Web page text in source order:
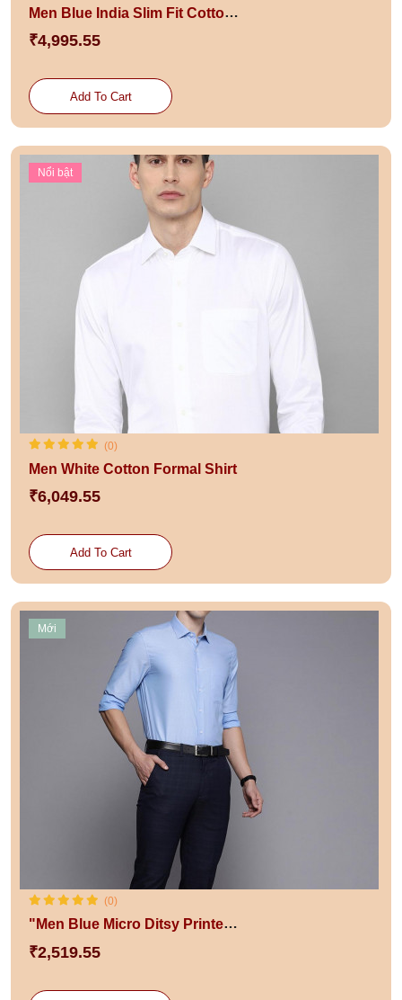
Men Blue India Slim Fit Cotton Formal Shirt
₹4,995.55
Add To Cart
Nổi bật
(0)
Men White Cotton Formal Shirt
₹6,049.55
Add To Cart
Mới
(0)
"Men Blue Micro Ditsy Printed Slim Fit Pure Cotton Formal Shirt "
₹2,519.55